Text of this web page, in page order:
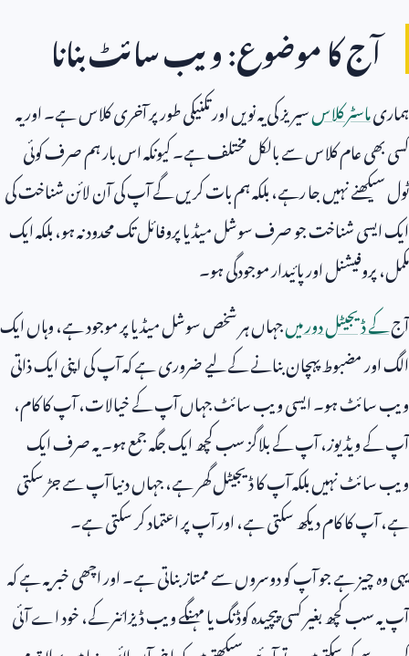
آج کا موضوع: ویب سائٹ بنانا
ہماریماسٹر کلاسسیریز کی یہ نویں اور تکنیکی طور پر آخری کلاس ہے۔ اور یہ
کسی بھی عام کلاس سے بالکل مختلف ہے۔ کیونکہ اس بار ہم صرف کوئی
ٹول سیکھنے نہیں جا رہے، بلکہ ہم بات کریں گے آپ کی آن لائن شناخت کی
ایک ایسی شناخت جو صرف سوشل میڈیا پروفائل تک محدود نہ ہو، بلکہ ایک
مکمل، پروفیشنل اور پائیدار موجودگی ہو۔
آجکے ڈیجیٹل دور میںجہاں ہر شخص سوشل میڈیا پر موجود ہے، وہاں ایک
الگ اور مضبوط پہچان بنانے کے لیے ضروری ہے کہ آپ کی اپنی ایک ذاتی
ویب سائٹ ہو۔ ایسی ویب سائٹ جہاں آپ کے خیالات، آپ کا کام،
آپ کے ویڈیوز، آپ کے بلاگز سب کچھ ایک جگہ جمع ہو۔ یہ صرف ایک
ویب سائٹ نہیں بلکہ آپ کا ڈیجیٹل گھر ہے، جہاں دنیا آپ سے جڑ سکتی
ہے، آپ کا کام دیکھ سکتی ہے، اور آپ پر اعتماد کر سکتی ہے۔
یہی وہ چیز ہے جو آپ کو دوسروں سے ممتاز بناتی ہے۔ اور اچھی خبر یہ ہے کہ
آپ یہ سب کچھ بغیر کسی پیچیدہ کوڈنگ یا مہنگے ویب ڈیزائنر کے، خود اے آئی